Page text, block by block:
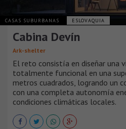
CASAS SUBURBANAS ESLOVAQUIA
Cabina Devín
Ark-shelter
El reto consistía en diseñar una
totalmente funcional en una
metros cuadrados, logrando un
con una completa autonomía
condiciones climáticas locales.